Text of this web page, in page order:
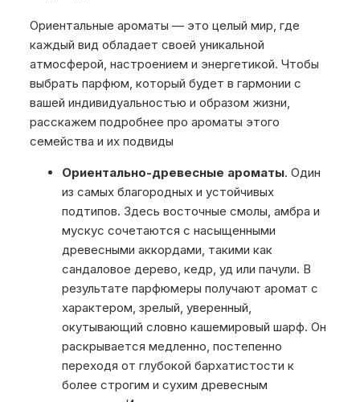
Ориентальные ароматы — это целый мир, где
каждый вид обладает своей уникальной
атмосферой, настроением и энергетикой. Чтобы
выбрать парфюм, который будет в гармонии с
вашей индивидуальностью и образом жизни,
расскажем подробнее про ароматы этого
семейства и их подвиды
Ориентально-древесные ароматы. Один
из самых благородных и устойчивых
подтипов. Здесь восточные смолы, амбра и
мускус сочетаются с насыщенными
древесными аккордами, такими как
сандаловое дерево, кедр, уд или пачули. В
результате парфюмеры получают аромат с
характером, зрелый, уверенный,
окутывающий словно кашемировый шарф. Он
раскрывается медленно, постепенно
переходя от глубокой бархатистости к
более строгим и сухим древесным